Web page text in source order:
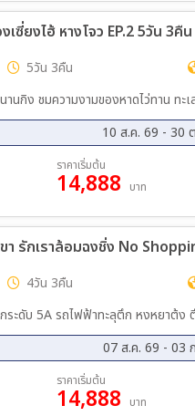
15 ก.ย. 69 - 19 ก.ย. 69
15 ต.ค. 69 - 19 ต.ค. 69
ซี่ยงไฮ้ หางโจว EP.2 5วัน 3คื
5วัน 3คืน
นกิง ชมความงามของหาดไว่ทาน ทะเ
10 ส.ค. 69 - 30
12 ส.ค. 69 - 16 ส.ค. 69
24 ส.ค. 69 - 28 ส.ค. 69
14 ก.ย. 69 - 18 ก.ย. 69
19 ต.ค. 69 - 23 ต.ค. 69
ราคาเริ่มต้น
14,888 บาท
4วัน 3คืน
ะดับ 5A รถไฟฟ้าทะลุตึก หงหยาต้ง
07 ส.ค. 69 - 03
08 ส.ค. 69 - 11 ส.ค. 69
11 ส.ค. 69 - 14 ส.ค. 69
ราคาเริ่มต้น
14,888 บาท